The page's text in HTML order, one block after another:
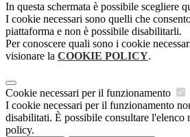
In questa schermata è possibile scegliere
I cookie necessari sono quelli che
piattaforma e non è possibile disabilitarli.
Per conoscere quali sono i cookie
visionare la COOKIE POLICY.
Cookie necessari per il funzionamento
I cookie necessari per il funzionamento
disabilitati. È possibile consultare l'elenco
policy.